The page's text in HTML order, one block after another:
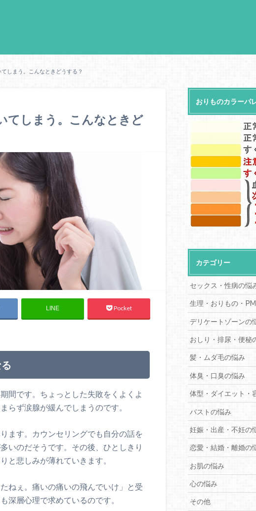
しまう。こんなときどうする？
てしまう。こんなときど
LINE Pocket
間です。ちょっとした失敗をくよくよ
らず涙腺が緩んでしまうのです。
ます。カウンセリングでも自分の話を
いのだそうです。その後、ひとしきり
と悲しみが薄れていきます。
ねぇ。痛いの痛いの飛んでいけ」と受
深層心理で求めているのです。
おりものカラーパ
カテゴリー
セックス・性病の悩
生理・おりもの・
デリケートゾーンの
おしり・排尿・便秘
髪・ムダ毛の悩み
体臭・口臭の悩み
体型・ダイエット・
バストの悩み
妊娠・出産・不妊の
恋愛・結婚・離婚の
お肌の悩み
心の悩み
その他